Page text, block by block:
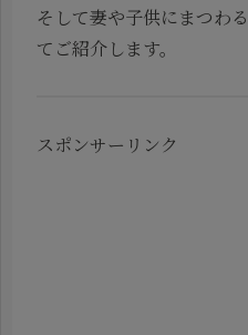
そして妻や子供にまつわ
てご紹介します。
スポンサーリンク